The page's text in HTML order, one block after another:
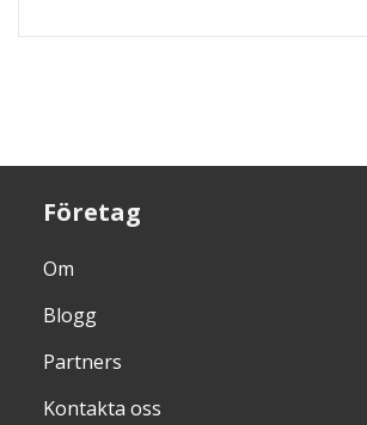
Företag
Om
Blogg
Partners
Kontakta oss